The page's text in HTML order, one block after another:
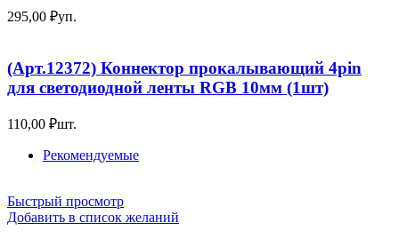
295,00 ₽уп.
(Арт.12372) Коннектор прокалывающий 4pin
для светодиодной ленты RGB 10мм (1шт)
110,00 ₽шт.
Рекомендуемые
Быстрый просмотр
Добавить в список желаний